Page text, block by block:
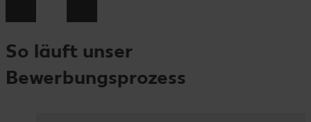
So läuft unser
Bewerbungsprozess